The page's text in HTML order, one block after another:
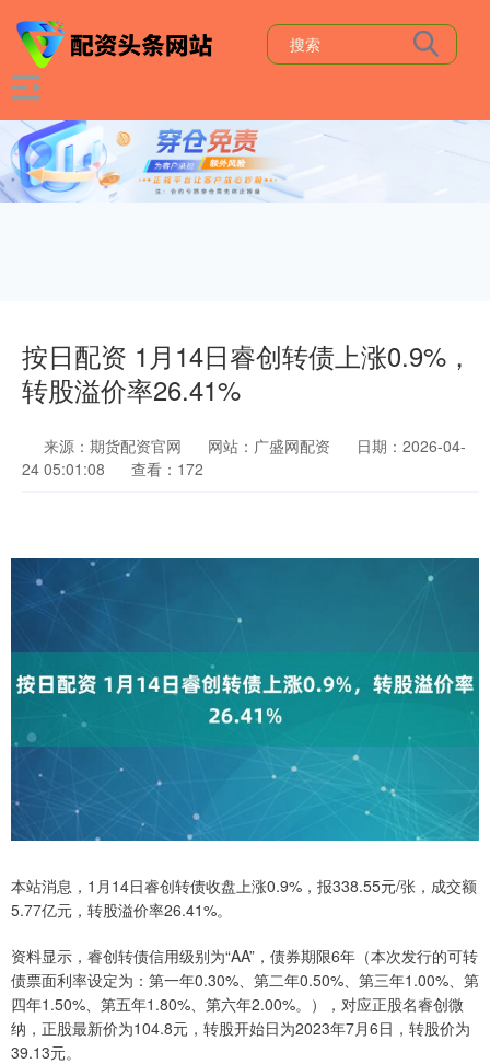
按日配资 1月14日睿创转债上涨0.9%，
转股溢价率26.41%
来源：期货配资官网 网站：广盛网配资
日期：2026-04-
24 05:01:08
查看：172
本站消息，1月14日睿创转债收盘上涨0.9%，报338.55元/张，成交额
5.77亿元，转股溢价率26.41%。
资料显示，睿创转债信用级别为“AA”，债券期限6年（本次发行的可转
债票面利率设定为：第一年0.30%、第二年0.50%、第三年1.00%、第
四年1.50%、第五年1.80%、第六年2.00%。），对应正股名睿创微
纳，正股最新价为104.8元，转股开始日为2023年7月6日，转股价为
39.13元。